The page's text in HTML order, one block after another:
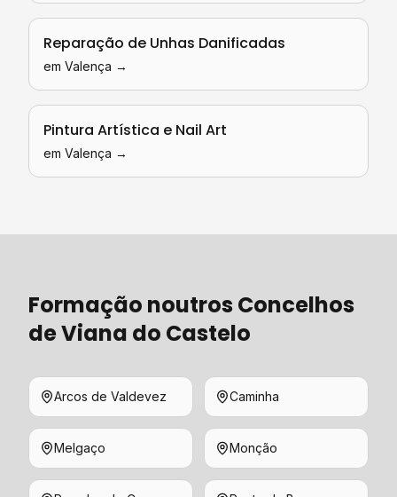
Reparação de Unhas Danificadas
em Valença →
Pintura Artística e Nail Art
em Valença →
Formação noutros Concelhos
deViana do Castelo
Arcos de Valdevez Caminha
Melgaço Monção